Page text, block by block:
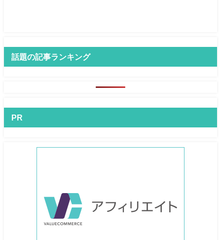
話題の記事ランキング
PR